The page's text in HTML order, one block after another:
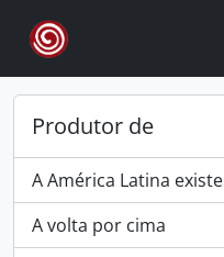
Skip to main content
Produtor de
A América Latina existe
A volta por cima